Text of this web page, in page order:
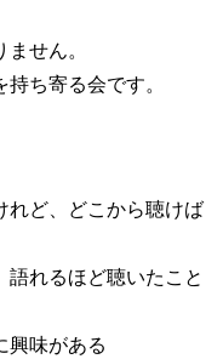
せん。
ち寄る会です。
れど、どこから聴けば
語れるほど聴いたこと
興味がある